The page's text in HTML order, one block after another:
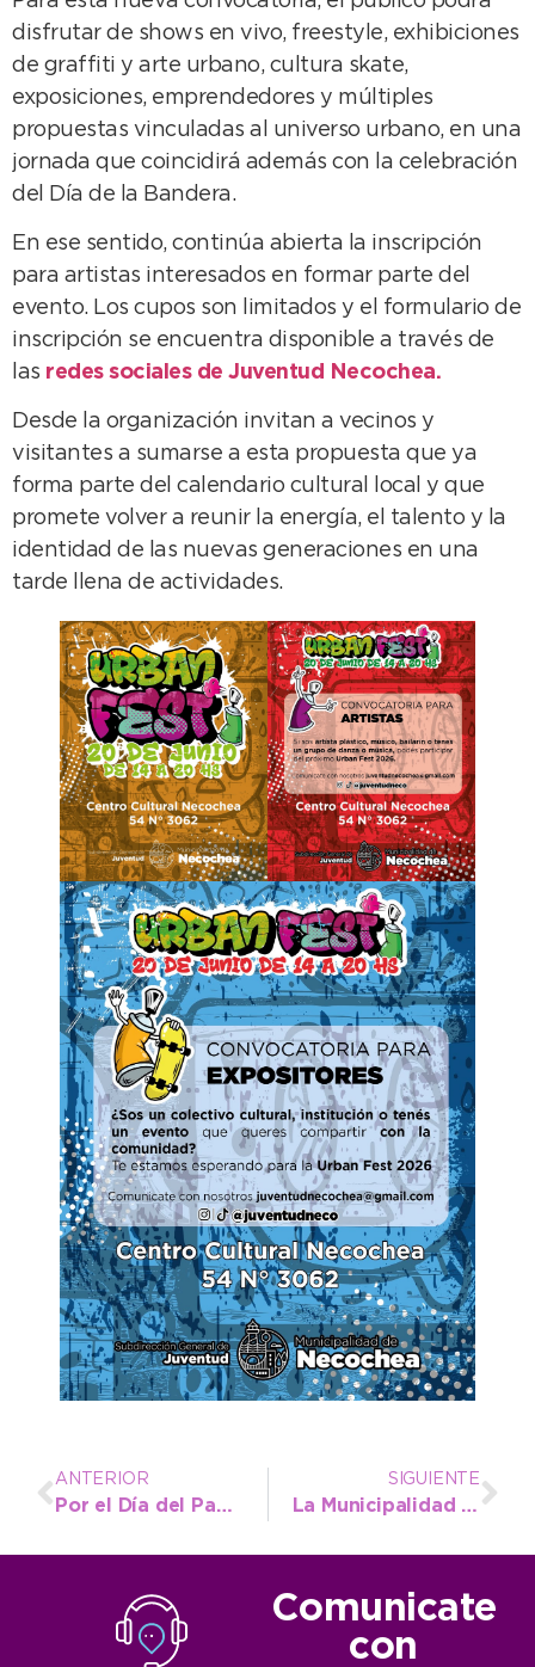
disfrutar de shows en vivo, freestyle, exhibiciones
de graffiti y arte urbano, cultura skate,
exposiciones, emprendedores y múltiples
propuestas vinculadas al universo urbano, en una
jornada que coincidirá además con la celebración
del Día de la Bandera.
En ese sentido, continúa abierta la inscripción
para artistas interesados en formar parte del
evento. Los cupos son limitados y el formulario de
inscripción se encuentra disponible a través de
las redes sociales de Juventud Necochea.
Desde la organización invitan a vecinos y
visitantes a sumarse a esta propuesta que ya
forma parte del calendario cultural local y que
promete volver a reunir la energía, el talento y la
identidad de las nuevas generaciones en una
tarde llena de actividades.
ANTERIOR
Por el Día del Padre, sortearán experiencias turísticas para que visitantes de la región disfruten de Necochea
SIGUIENTE
La Municipalidad llama a licitación pública para la concesión del transporte urbano de pasajeros
Comunicate
con